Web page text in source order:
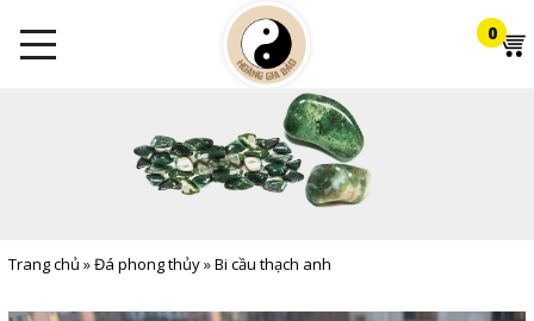
0
Trang chủ »Đá phong thủy»Bi cầu thạch anh